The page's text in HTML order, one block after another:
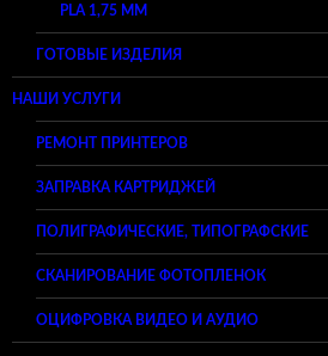
PLA 1,75 ММ
ГОТОВЫЕ ИЗДЕЛИЯ
НАШИ УСЛУГИ
РЕМОНТ ПРИНТЕРОВ
ЗАПРАВКА КАРТРИДЖЕЙ
ПОЛИГРАФИЧЕСКИЕ, ТИПОГРАФСКИЕ
СКАНИРОВАНИЕ ФОТОПЛЕНОК
ОЦИФРОВКА ВИДЕО И АУДИО